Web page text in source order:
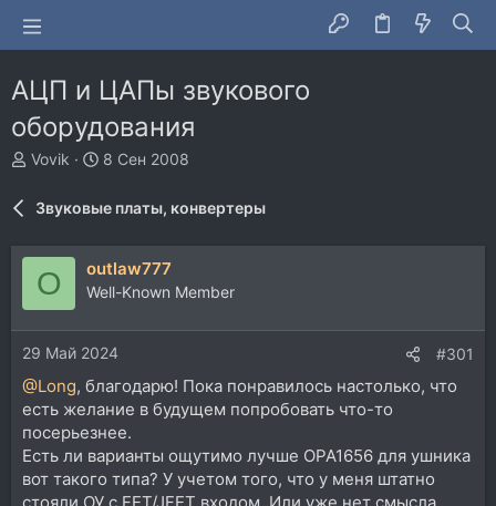
АЦП и ЦАПы звукового
оборудования
А
т
р
т
е
Vovik
Д
н
а
ч
а
8 Сен 2008
Звуковые платы, конвертеры
O outlaw777
Well-Known Member
29 Май 2024 #301
@Long, благодарю! Пока понравилось настолько, что
есть желание в будущем попробовать что-то
посерьезнее.
Есть ли варианты ощутимо лучше OPA1656 для ушника
вот такого типа? У учетом того, что у меня штатно
стояли ОУ с FET/JFET входом. Или уже нет смысла